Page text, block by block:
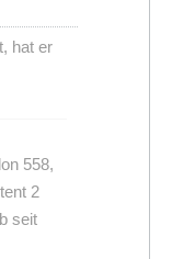
hat er
558,
2
seit